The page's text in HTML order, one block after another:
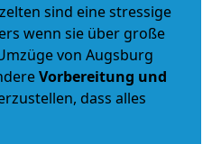
sind eine stressige
wenn sie über große
von Augsburg
Vorbereitung und
dass alles